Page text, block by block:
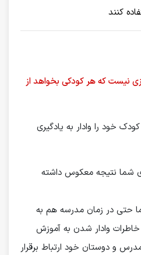
کنند
نیست که هر کودکی بخواهد از
خود را وادار به یادگیری
نتیجه معکوس داشته
در زمان مدرسه هم به
وادار شدن به آموزش
مدرس و دوستان خود ارتباط برقرار